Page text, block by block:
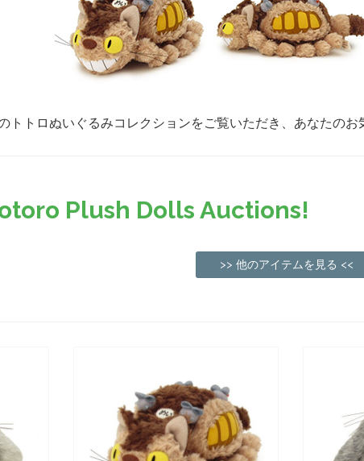
トトロぬいぐるみコレクションをご覧いただき、あなたの
Plush Dolls Auctions!
>> 他のアイテムを見る <<